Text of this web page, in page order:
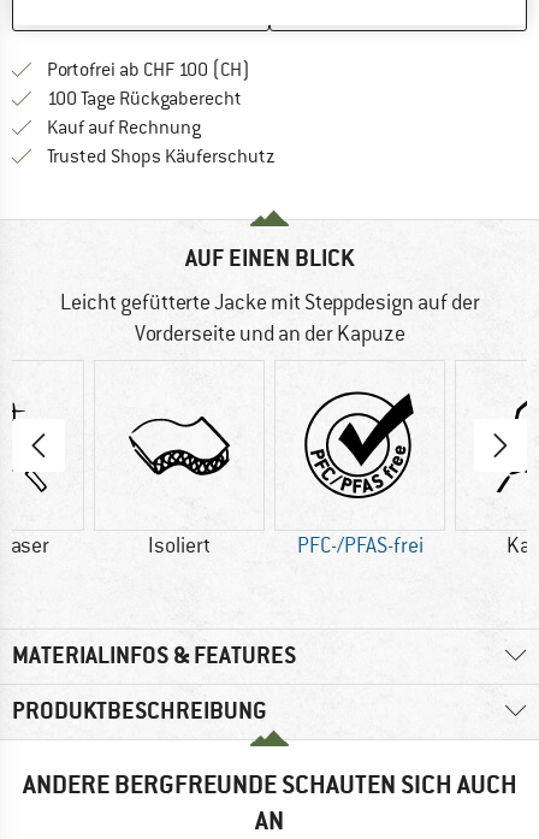
Portofrei ab CHF 100 (CH)
100 Tage Rückgaberecht
Kauf auf RechnungFinde die Zahlungs-Infos hier! Öffnet
Trusted Shops Käuferschutz
AUF EINEN BLICK
Leicht gefütterte Jacke mit Steppdesign auf der
Vorderseite und an der Kapuze
Isoliert PFC-/PFAS-frei
MATERIALINFOS & FEATURES
PRODUKTBESCHREIBUNG
ANDERE BERGFREUNDE SCHAUTEN SICH AUCH
AN